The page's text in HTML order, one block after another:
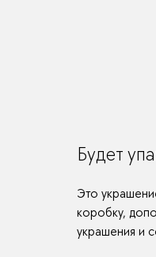
Будет
Это
коробку,
украшения и